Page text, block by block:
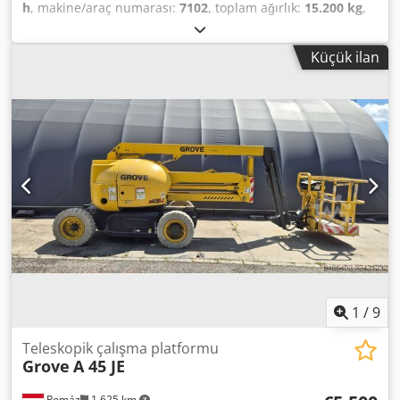
h, makine/araç numarası: 7102, toplam ağırlık: 15.200 kg,
motor tipi: Dizel, üretici: Aichi Chodpfozcbduox Agkea
Küçük ilan
1 /9
Teleskopik çalışma platformu
Grove A 45 JE